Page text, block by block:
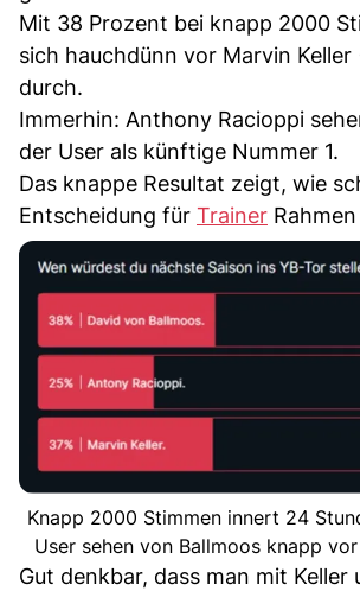
Mit 38 Prozent bei knapp 2000
sich hauchdünn vor Marvin Keller
durch.
Immerhin: Anthony Racioppi
der User als künftige Nummer 1.
Das knappe Resultat zeigt, wie
Entscheidung für Trainer
Knapp 2000 Stimmen innert 24
User sehen von Ballmoos knapp
Gut denkbar, dass man mit Keller